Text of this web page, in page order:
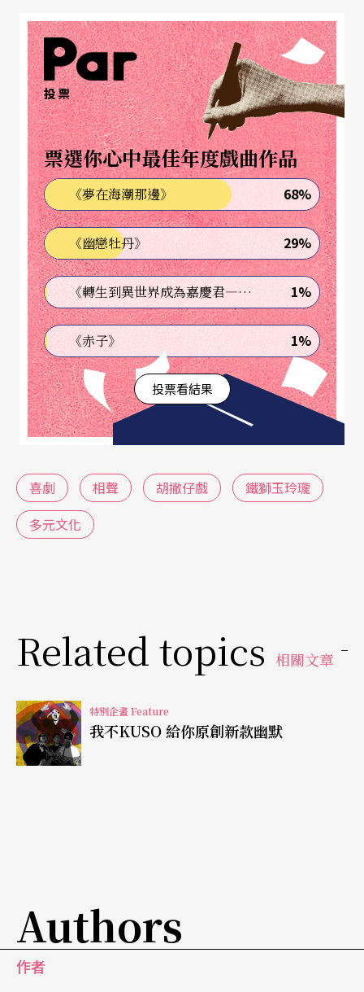
國軍撤退來台傳入，以吳兆南、魏龍豪為代表人
物。他們的相聲內容，以詮釋及修編傳統舊段為
主。早期業餘、勞軍的演出，為相聲的發展奠定新
的基礎，讓相聲開始在台流行與質變。相聲是以語
言為媒介，以「說、學、逗、唱」為主要表演手段
的一種喜劇藝術，形式上可分為單口相聲、對口相
聲和群口相聲。它的取材範圍廣，上自天文，下至
地理，街談巷議、時事歷史，再嚴肅的主題都能以
輕鬆詼諧的口吻侃侃而談，又能搔到癢處，讓聽者
會心、餘味無窮。相聲表演的關鍵在於照管好「包
袱」這玩意兒，所謂「包袱」就是把大家逗樂的地
方，表演時先把可笑的東西包裝起來，再透過種種
手法把它一層層打開，帶給觀眾出乎意料，卻入乎
合理的感受，稱之為「抖包袱」。
一九八○年代，表演工作坊的《那一夜，我們說相
聲》，讓相聲走進現代劇場，以「相聲劇」的新形
式，開展出相聲藝術的新格局。兩岸分隔數十年，
台灣對相聲藝術的認知及品味，已然與發源地斷了
興趣，也使原有的一些相聲迷紛紛下海，陸續成立
比把悶鍋蓋『嘩』地一下打開，大家全迸出來
了。」日後，「相聲劇」成了表演工作坊的招牌，
更多創作者，如馮翊綱、宋少卿等，投入相聲的改
如果說，相聲是外省人的鄉愁，靈感來自江湖藝人
說唱、第四台賣藥廣告的「鐵獅玉玲瓏」，則反映
了本省族群的特色。「鐵獅玉玲瓏」由藝人許效舜
投票
票選你心中最佳年度戲曲作品
《夢在海潮那邊》 68%
《幽戀牡丹》 29%
《轉生到異世界成為嘉慶君—發現我的祖先是詐騙集團!?》 1%
《赤子》 1%
投票看結果
喜劇 相聲 胡撇仔戲
鐵獅玉玲瓏
多元文化
Related topics 相關文章
特別企畫 Feature
我不KUSO 給你原創新款幽默
Authors
作者